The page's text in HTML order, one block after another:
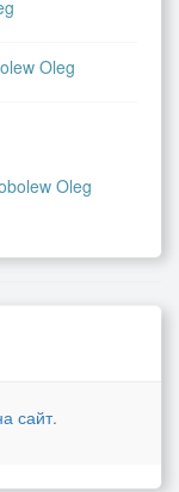
Oleg
Oleg
сайт.